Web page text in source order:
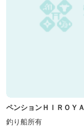
ペンションＨＩＲＯＹＡ
釣り船所有